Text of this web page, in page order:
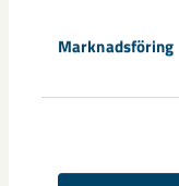
Marknadsföring